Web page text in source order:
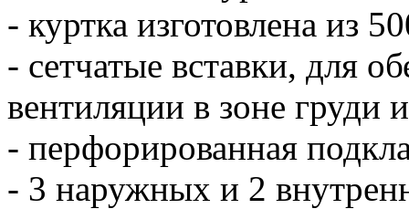
- куртка изготовлена из
- сетчатые вставки, для
вентиляции в зоне груди
- перфорированная
- 3 наружных и 2